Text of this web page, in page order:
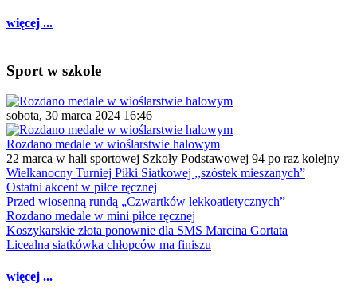
więcej ...
Sport w szkole
sobota, 30 marca 2024 16:46
Rozdano medale w wioślarstwie halowym
22 marca w hali sportowej Szkoły Podstawowej 94 po raz kolejny
Wielkanocny Turniej Piłki Siatkowej ,,szóstek mieszanych”
Ostatni akcent w piłce ręcznej
Przed wiosenną rundą „Czwartków lekkoatletycznych”
Rozdano medale w mini piłce ręcznej
Koszykarskie złota ponownie dla SMS Marcina Gortata
Licealna siatkówka chłopców ma finiszu
więcej ...